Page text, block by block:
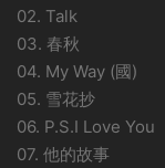
02. Talk
03. 春秋
04. My Way (國)
05. 雪花抄
06. P.S.I Love You
07. 他的故事